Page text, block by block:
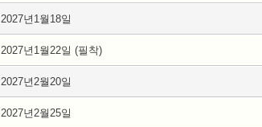
2027년1월18일
2027년1월22일 (필착)
2027년2월20일
2027년2월25일